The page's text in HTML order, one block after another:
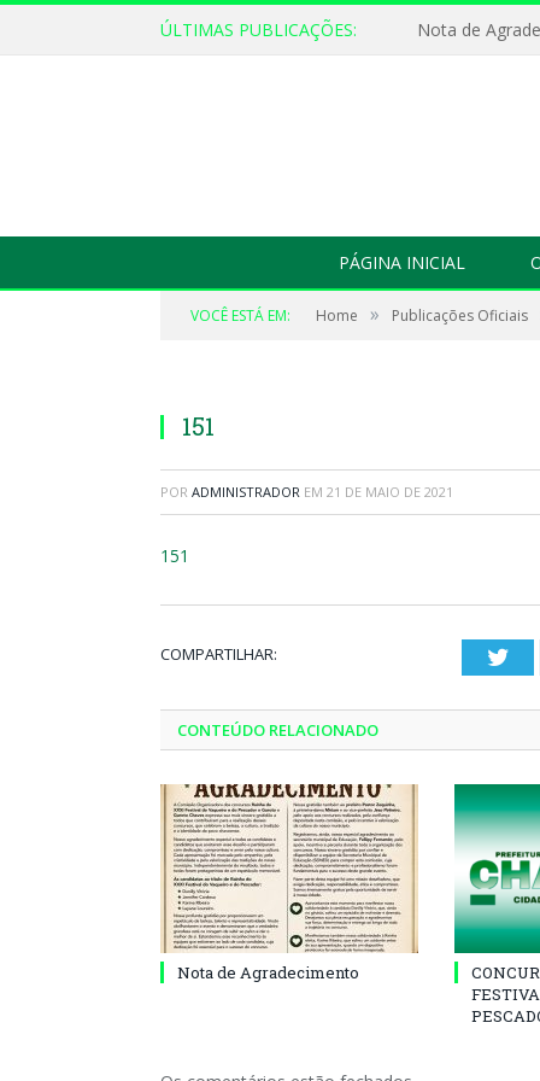
ÚLTIMAS PUBLICAÇÕES: Nota de
PÁGINA INICIAL
VOCÊ ESTÁ EM: Home » Publicações Oficiais
151
POR ADMINISTRADOR EM 21 DE MAIO DE 2021
151
COMPARTILHAR:
CONTEÚDO RELACIONADO
Nota de Agradecimento